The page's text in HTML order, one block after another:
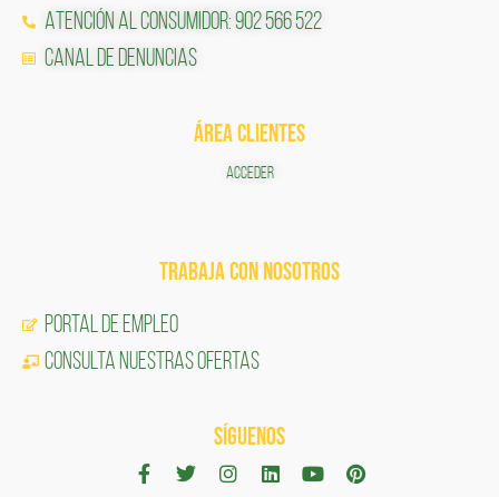
Atención al Consumidor: 902 566 522
Canal de Denuncias
ÁREA CLIENTES
ACCEDER
TRABAJA CON NOSOTROS
Portal de Empleo
CONSULTA NUESTRAS OFERTAS
SÍGUENOS